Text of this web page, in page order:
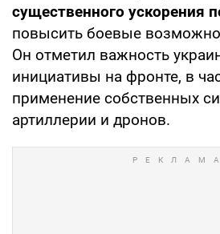
существенного ускорения
повысить боевые
Он отметил важность
инициативы на фронте, в
применение собственных
артиллерии и дронов.